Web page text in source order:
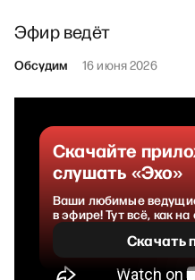
Эфир ведёт
Обсудим 16 июня 2026
Скачайте
слушать «Эхо»
Ваши любимые
в эфире! Тут всё, как
Скачать